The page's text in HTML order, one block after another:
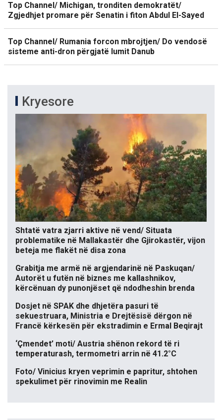
Top Channel/ Michigan, tronditen demokratët/
Zgjedhjet promare për Senatin i fiton Abdul El-Sayed
Top Channel/ Rumania forcon mbrojtjen/ Do vendosë
sisteme anti-dron përgjatë lumit Danub
Kryesore
Shtatë vatra zjarri aktive në vend/ Situata
problematike në Mallakastër dhe Gjirokastër, vijon
beteja me flakët në disa zona
Grabitja me armë në argjendarinë në Paskuqan/
Autorët u futën në biznes me kallashnikov,
kërcënuan dy punonjëset që ndodheshin brenda
Dosjet në SPAK dhe dhjetëra pasuri të
sekuestruara, Ministria e Drejtësisë dërgon në
Francë kërkesën për ekstradimin e Ermal Beqirajt
‘Çmendet’ moti/ Austria shënon rekord të ri
temperaturash, termometri arrin në 41.2°C
Foto/ Vinicius kryen veprimin e papritur, shtohen
spekulimet për rinovimin me Realin